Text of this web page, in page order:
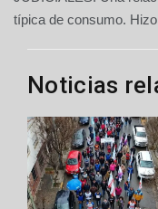
de
entradas
típica de consumo.
Noticias